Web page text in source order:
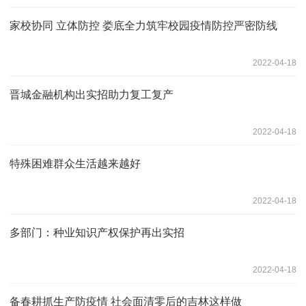
家校协同 立体防控 娄底全力筑牢校园疫情防控严密防线
2022-04-18
晋城金融机构出实招助力复工复产
2022-04-18
特殊困难群众生活越来越好
2022-04-18
多部门：种业知识产权保护再出实招
2022-04-18
备春耕抓生产防疫情 社会面清零后的吉林这样做